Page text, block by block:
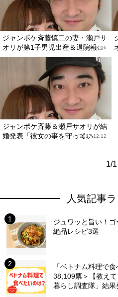
ジャンポケ斉藤慎二の妻・瀬戸サ
オリが第1子男児出産＆退院報...
2020.03.06
ジャンポケ斉藤＆瀬戸サオリが結
婚発表「彼女の事を守ってい...
2017.12.12
1/1
人気記事
ジュワッと旨い！
絶品レシピ3選
「ベトナム料理で
38,109票＞【教え
暮らし調査隊」結果